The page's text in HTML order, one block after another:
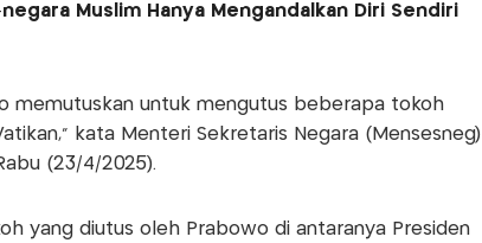
Muslim Hanya Mengandalkan Diri Sendiri
memutuskan untuk mengutus beberapa tokoh
kata Menteri Sekretaris Negara (Mensesneg)
(23/4/2025).
yang diutus oleh Prabowo di antaranya Presiden